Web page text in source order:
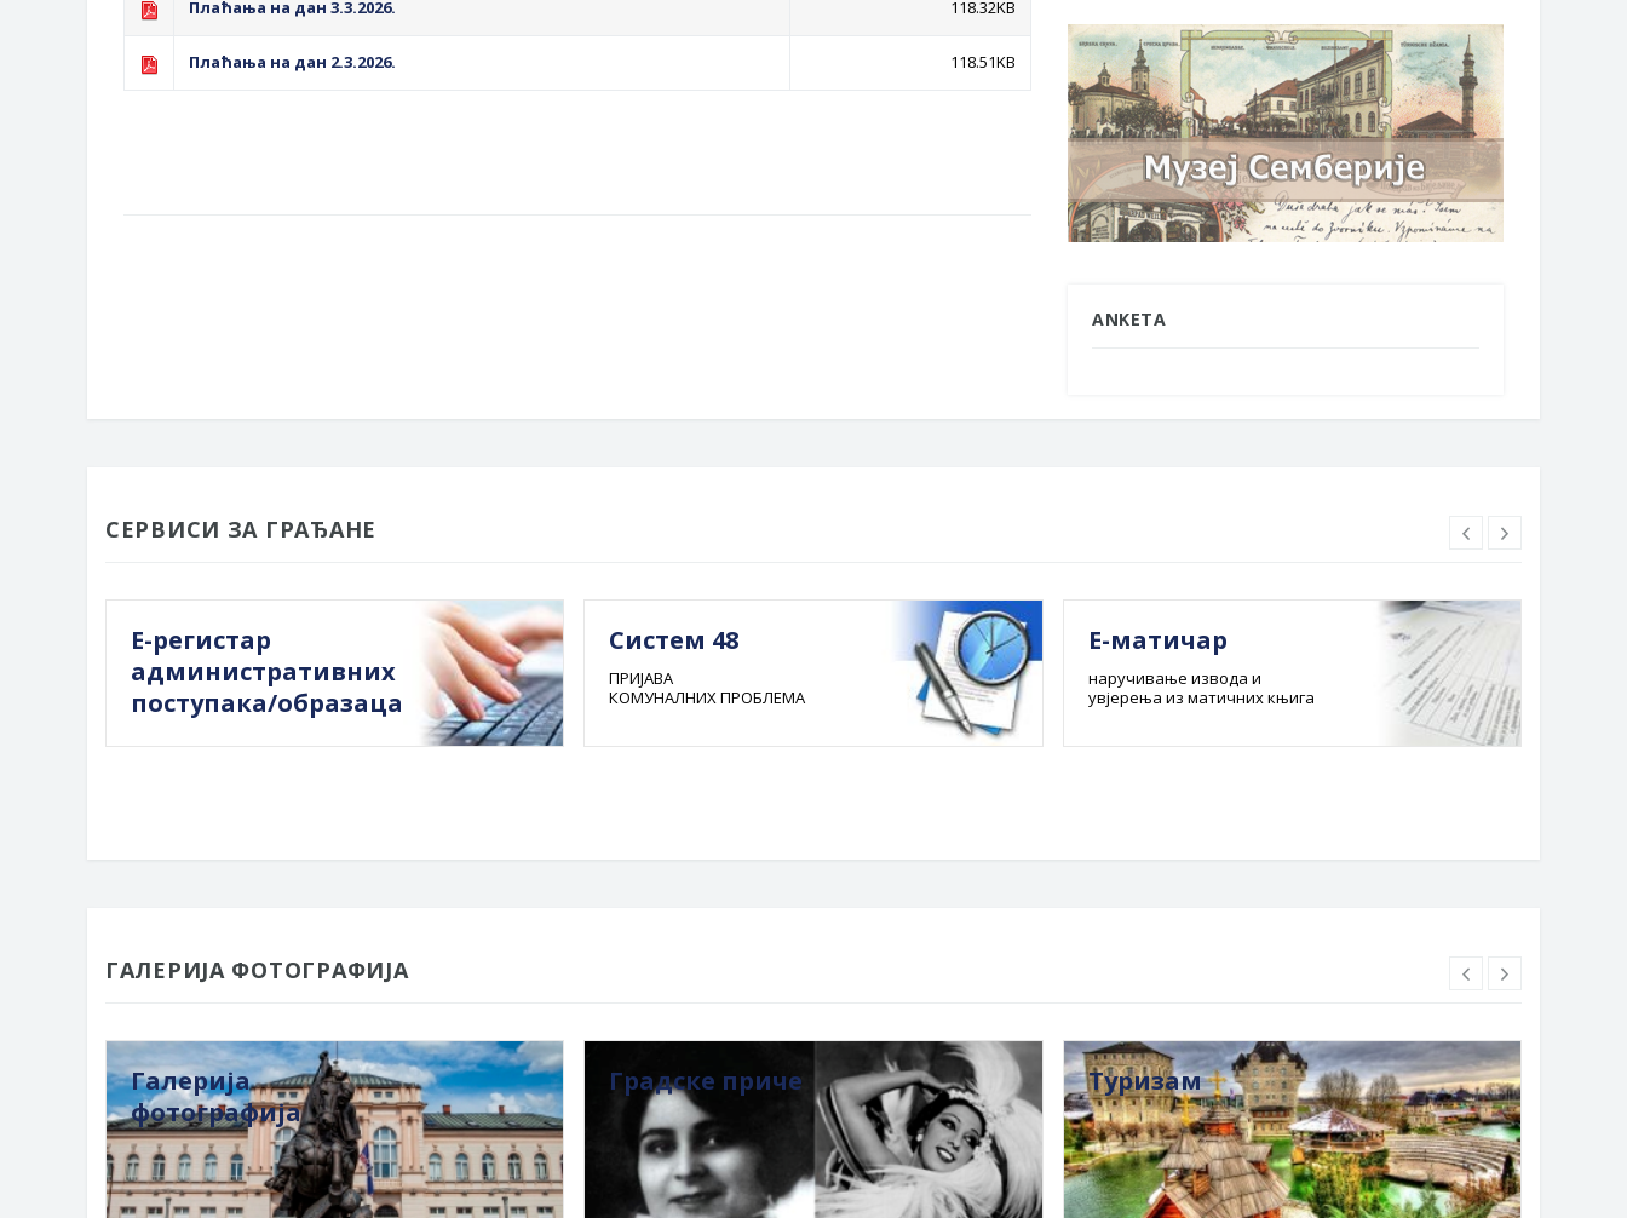
Плаћања на дан 3.3.2026. 118.32KB
Плаћања на дан 2.3.2026. 118.51KB
ANKETA
СЕРВИСИ ЗА ГРАЂАНЕ
Е-регистар
административних
поступака/образаца
Систем 48
ПРИЈАВА
КОМУНАЛНИХ ПРОБЛЕМА
Е-матичар
наручивање извода и
увјерења из матичних књига
ГАЛЕРИЈА ФОТОГРАФИЈА
Галерија
фотографија
Градске приче Туризам